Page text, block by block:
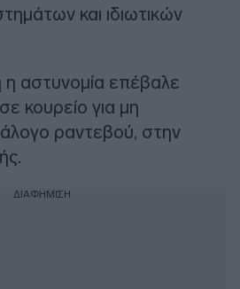
και ιδιωτικών
αστυνομία επέβαλε
κουρείο για μη
ραντεβού, στην
ΔΙΑΦΗΜΙΣΗ